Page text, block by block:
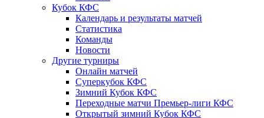
Кубок КФС
Календарь и результаты матчей
Статистика
Команды
Новости
Другие турниры
Онлайн матчей
Суперкубок КФС
Зимний Кубок КФС
Переходные матчи Премьер-лиги КФС
Открытый зимний Кубок КФС